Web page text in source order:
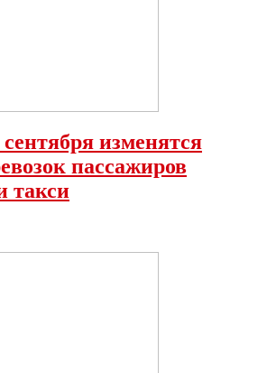
изменятся
пассажиров
такси